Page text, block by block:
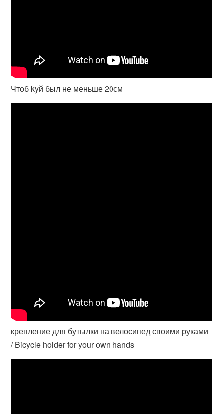
Чтоб kyй был не меньше 20см
крепление для бутылки на велосипед своими руками
/ Bicycle holder for your own hands